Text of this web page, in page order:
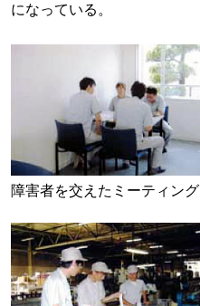
になっている。
障害者を交えたミーティング